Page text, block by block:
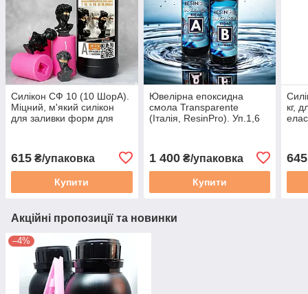
Силікон СФ 10 (10 ШорА).
Міцний, м'який силікон
для заливки форм для
615 ₴/упаковка
Купити
Ювелірна епоксидна
смола Transparente
(Італія, ResinPro). Уп.1,6
1 400₴/упаковка
Купити
кг,
645
Акційні пропозиції та новинки
–4%